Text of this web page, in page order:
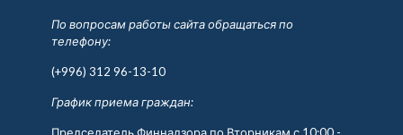
По вопросам работы сайта обращаться по
телефону:
(+996) 312 96-13-10
График приема граждан:
Председатель Финнадзора по Вторникам с 10:00 -